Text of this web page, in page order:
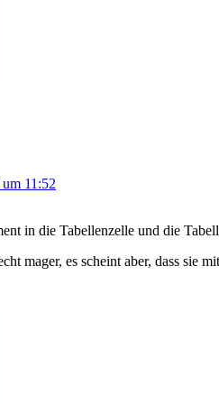
11:52
in die Tabellenzelle und die
mager, es scheint aber, dass sie